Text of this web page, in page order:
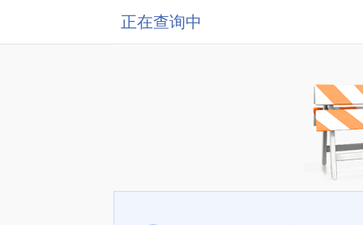
正在查询中